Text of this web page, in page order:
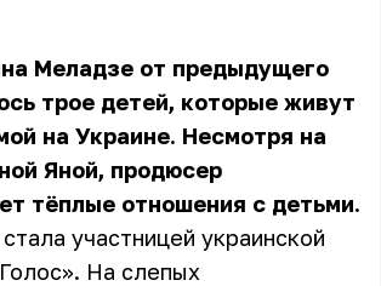
Меладзе от предыдущего
трое детей, которые живут
на Украине. Несмотря на
Яной, продюсер
тёплые отношения с детьми.
участницей украинской
На слепых